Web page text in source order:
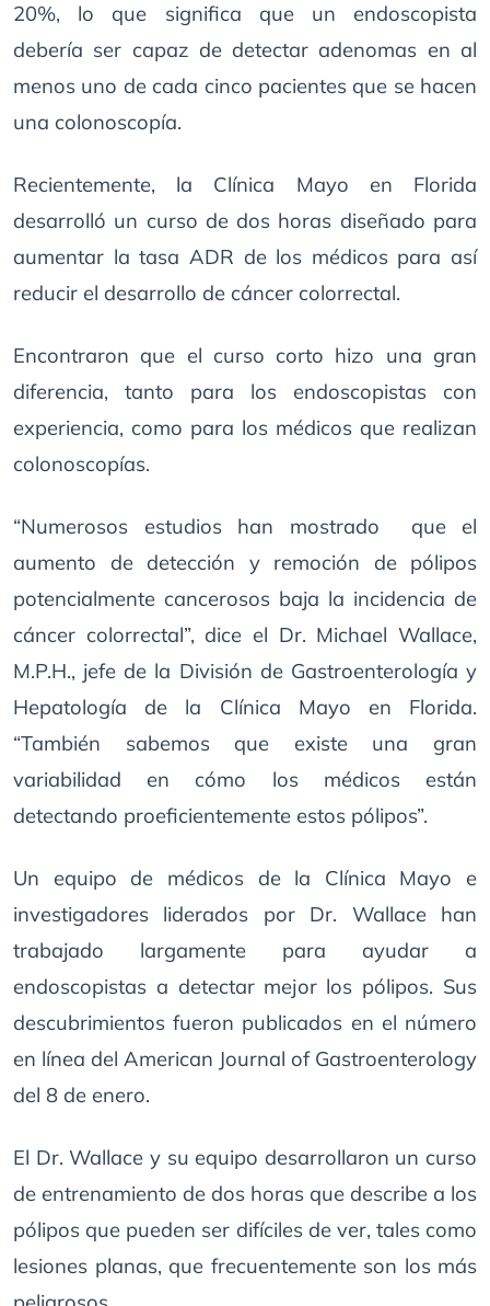
20%, lo que significa que un endoscopista
debería ser capaz de detectar adenomas en al
menos uno de cada cinco pacientes que se hacen
una colonoscopía.
Recientemente, la Clínica Mayo en Florida
desarrolló un curso de dos horas diseñado para
aumentar la tasa ADR de los médicos para así
reducir el desarrollo de cáncer colorrectal.
Encontraron que el curso corto hizo una gran
diferencia, tanto para los endoscopistas con
experiencia, como para los médicos que realizan
colonoscopías.
“Numerosos estudios han mostrado que el
aumento de detección y remoción de pólipos
potencialmente cancerosos baja la incidencia de
cáncer colorrectal”, dice el Dr. Michael Wallace,
M.P.H., jefe de la División de Gastroenterología y
Hepatología de la Clínica Mayo en Florida.
“También sabemos que existe una gran
variabilidad en cómo los médicos están
detectando proeficientemente estos pólipos”.
Un equipo de médicos de la Clínica Mayo e
investigadores liderados por Dr. Wallace han
trabajado largamente para ayudar a
endoscopistas a detectar mejor los pólipos. Sus
descubrimientos fueron publicados en el número
en línea del American Journal of Gastroenterology
del 8 de enero.
El Dr. Wallace y su equipo desarrollaron un curso
de entrenamiento de dos horas que describe a los
pólipos que pueden ser difíciles de ver, tales como
lesiones planas, que frecuentemente son los más